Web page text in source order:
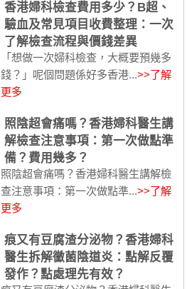
香港婦科檢查費用多少？B超、
驗血及常見項目收費整理：一次
了解檢查流程與價錢差異
「想做一次婦科檢查，大概要預幾多
錢？」呢個問題係好多香港...>>了解
更多
照陰超會痛嗎？香港婦科醫生講
解檢查注意事項：第一次做點準
備？費用幾多？
照陰超會痛嗎？香港婦科醫生講解檢
查注意事項：第一次做點準...>>了解
更多
痕又有豆腐渣分泌物？香港婦科
醫生拆解黴菌陰道炎：點解反覆
發作？點處理先有效？